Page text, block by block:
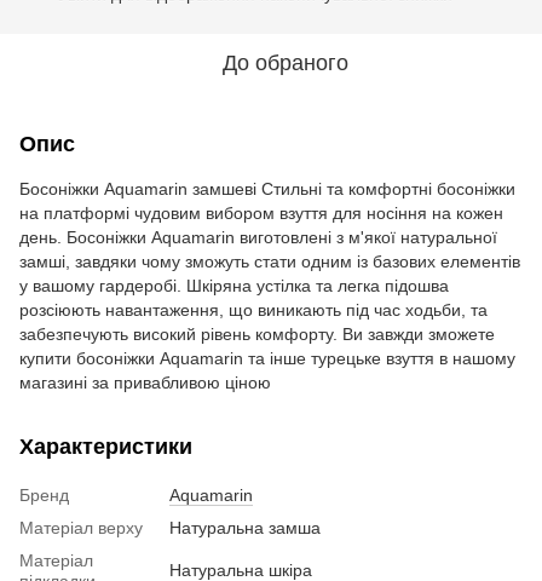
До обраного
Опис
Босоніжки Aquamarin замшеві Стильні та комфортні босоніжки
на платформі чудовим вибором взуття для носіння на кожен
день. Босоніжки Aquamarin виготовлені з м'якої натуральної
замші, завдяки чому зможуть стати одним із базових елементів
у вашому гардеробі. Шкіряна устілка та легка підошва
розсіюють навантаження, що виникають під час ходьби, та
забезпечують високий рівень комфорту. Ви завжди зможете
купити босоніжки Aquamarin та інше турецьке взуття в нашому
магазині за привабливою ціною
Характеристики
Бренд
Aquamarin
Матеріал верху
Натуральна замша
Матеріал
Натуральна шкіра